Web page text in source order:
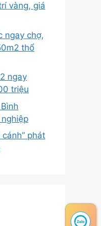
vàng, giá
ngay chợ,
thổ
ngay
triệu
phát